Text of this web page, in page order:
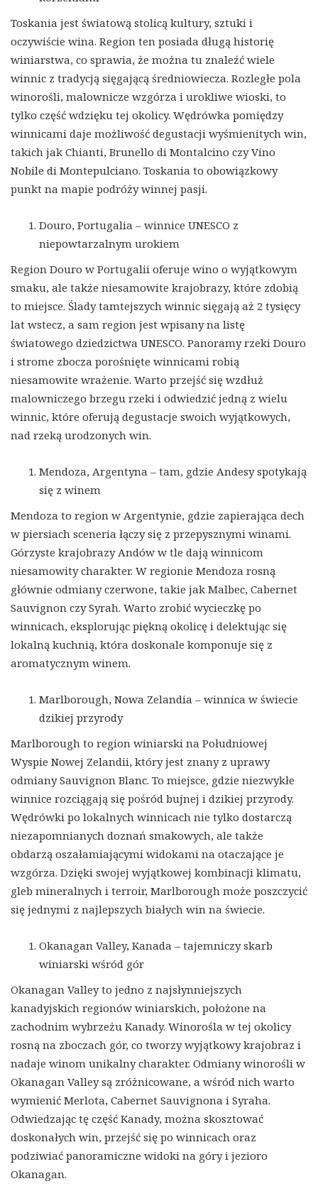
Toskania jest światową stolicą kultury, sztuki i
oczywiście wina. Region ten posiada długą historię
winiarstwa, co sprawia, że można tu znaleźć wiele
winnic z tradycją sięgającą średniowiecza. Rozległe pola
winorośli, malownicze wzgórza i urokliwe wioski, to
tylko część wdzięku tej okolicy. Wędrówka pomiędzy
winnicami daje możliwość degustacji wyśmienitych win,
takich jak Chianti, Brunello di Montalcino czy Vino
Nobile di Montepulciano. Toskania to obowiązkowy
punkt na mapie podróży winnej pasji.
Douro, Portugalia – winnice UNESCO z
niepowtarzalnym urokiem
Region Douro w Portugalii oferuje wino o wyjątkowym
smaku, ale także niesamowite krajobrazy, które zdobią
to miejsce. Ślady tamtejszych winnic sięgają aż 2 tysięcy
lat wstecz, a sam region jest wpisany na listę
światowego dziedzictwa UNESCO. Panoramy rzeki Douro
i strome zbocza porośnięte winnicami robią
niesamowite wrażenie. Warto przejść się wzdłuż
malowniczego brzegu rzeki i odwiedzić jedną z wielu
winnic, które oferują degustacje swoich wyjątkowych,
nad rzeką urodzonych win.
Mendoza, Argentyna – tam, gdzie Andesy spotykają
się z winem
Mendoza to region w Argentynie, gdzie zapierająca dech
w piersiach sceneria łączy się z przepysznymi winami.
Górzyste krajobrazy Andów w tle dają winnicom
niesamowity charakter. W regionie Mendoza rosną
głównie odmiany czerwone, takie jak Malbec, Cabernet
Sauvignon czy Syrah. Warto zrobić wycieczkę po
winnicach, eksplorując piękną okolicę i delektując się
lokalną kuchnią, która doskonale komponuje się z
aromatycznym winem.
Marlborough, Nowa Zelandia – winnica w świecie
dzikiej przyrody
Marlborough to region winiarski na Południowej
Wyspie Nowej Zelandii, który jest znany z uprawy
odmiany Sauvignon Blanc. To miejsce, gdzie niezwykłe
winnice rozciągają się pośród bujnej i dzikiej przyrody.
Wędrówki po lokalnych winnicach nie tylko dostarczą
niezapomnianych doznań smakowych, ale także
obdarzą oszałamiającymi widokami na otaczające je
wzgórza. Dzięki swojej wyjątkowej kombinacji klimatu,
gleb mineralnych i terroir, Marlborough może poszczycić
się jednymi z najlepszych białych win na świecie.
Okanagan Valley, Kanada – tajemniczy skarb
winiarski wśród gór
Okanagan Valley to jedno z najsłynniejszych
kanadyjskich regionów winiarskich, położone na
zachodnim wybrzeżu Kanady. Winorośla w tej okolicy
rosną na zboczach gór, co tworzy wyjątkowy krajobraz i
nadaje winom unikalny charakter. Odmiany winorośli w
Okanagan Valley są zróżnicowane, a wśród nich warto
wymienić Merlota, Cabernet Sauvignona i Syraha.
Odwiedzając tę część Kanady, można skosztować
doskonałych win, przejść się po winnicach oraz
podziwiać panoramiczne widoki na góry i jezioro
Okanagan.